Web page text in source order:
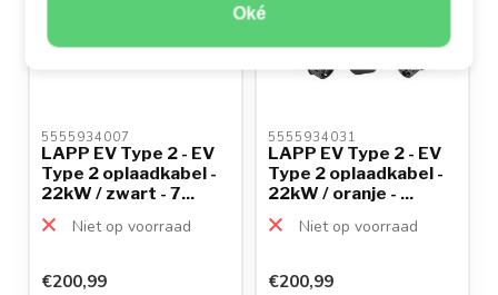
Oké
5555934007
LAPP EV Type 2 - EV
Type 2 oplaadkabel -
22kW / zwart - 7...
Niet op voorraad
€200,99
5555934031
LAPP EV Type 2 - EV
Type 2 oplaadkabel -
22kW / oranje - ...
Niet op voorraad
€200,99